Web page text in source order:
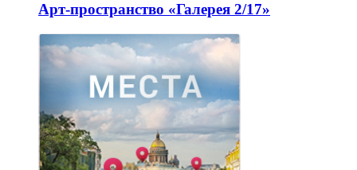
Арт-пространство «Галерея 2/17»